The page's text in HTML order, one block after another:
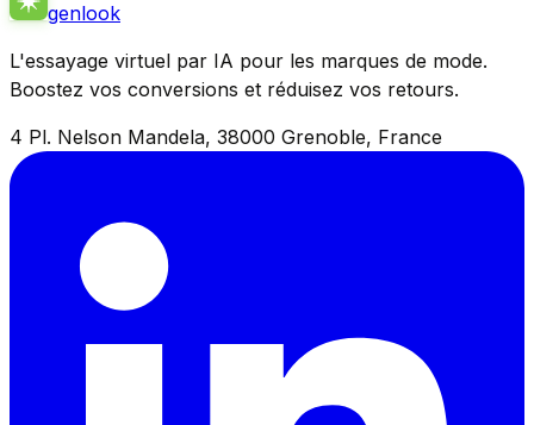
genlook
L'essayage virtuel par IA pour les marques de mode.
Boostez vos conversions et réduisez vos retours.
4 Pl. Nelson Mandela, 38000 Grenoble, France